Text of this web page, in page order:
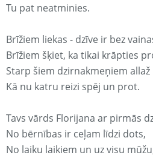
Tu pat neatminies.
Brīžiem liekas - dzīve ir bez
Brīžiem šķiet, ka tikai krāpties
Starp šiem dzirnakmeņiem
Kā nu katru reizi spēj un prot.
Tavs vārds Florijana ar pirmās
No bērnības ir ceļam līdzi dots,
No laiku laikiem un uz visu